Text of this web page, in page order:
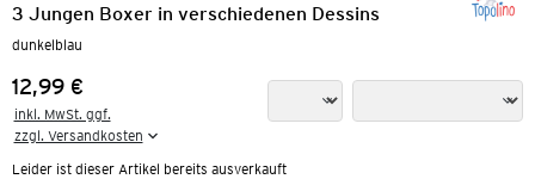
3 Jungen Boxer in verschiedenen Dessins
dunkelblau
Preis:
12,99 €
inkl. MwSt. ggf.
zzgl. Versandkosten
Leider ist dieser Artikel bereits ausverkauft